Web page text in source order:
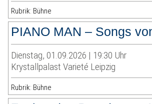
Rubrik: Bühne
PIANO MAN – Songs
Dienstag, 01.09.2026 | 19:30 Uhr
Krystallpalast Varieté Leipzig
Rubrik: Bühne